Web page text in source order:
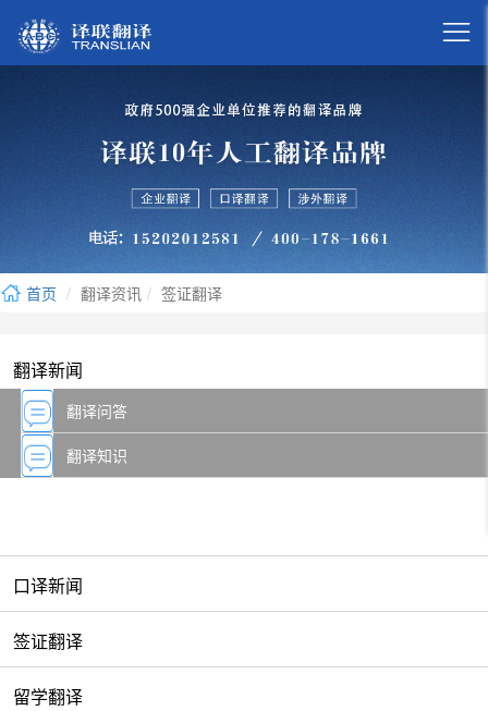

首页 翻译资讯 签证翻译
翻译新闻
口译新闻
签证翻译
留学翻译
翻译问答
翻译知识